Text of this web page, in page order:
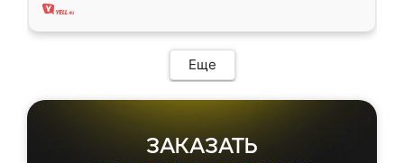
Еще
ЗАКАЗАТЬ